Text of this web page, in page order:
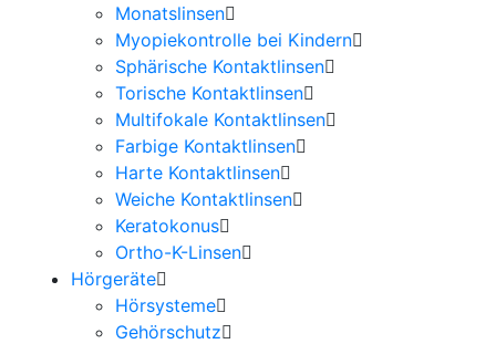
Monatslinsen
Myopiekontrolle bei Kindern
Sphärische Kontaktlinsen
Torische Kontaktlinsen
Multifokale Kontaktlinsen
Farbige Kontaktlinsen
Harte Kontaktlinsen
Weiche Kontaktlinsen
Keratokonus
Ortho-K-Linsen
Hörgeräte
Hörsysteme
Gehörschutz